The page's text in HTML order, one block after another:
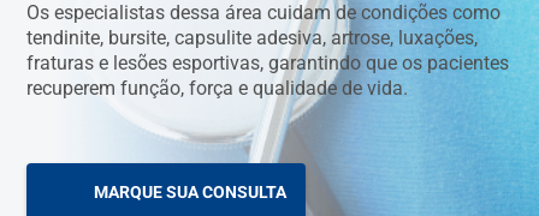
Os especialistas dessa área cuidam de condições como
tendinite, bursite, capsulite adesiva, artrose, luxações,
fraturas e lesões esportivas, garantindo que os pacientes
recuperem função, força e qualidade de vida.
MARQUE SUA CONSULTA